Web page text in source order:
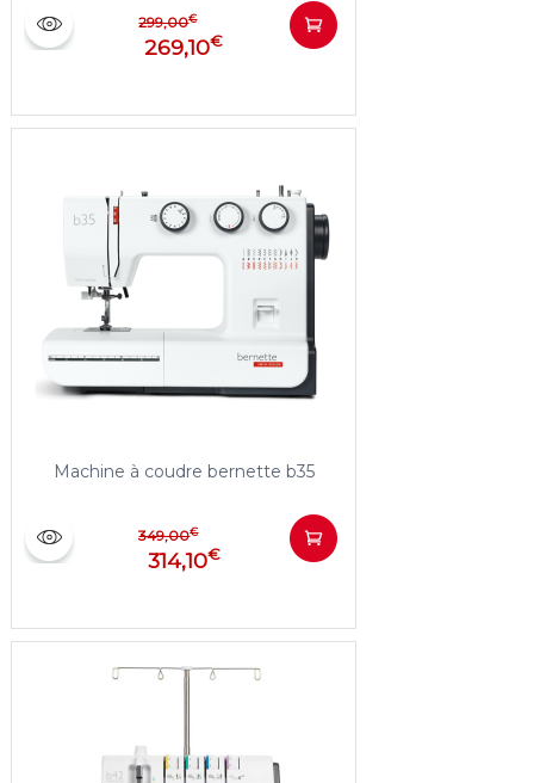
299,00€
269,10€
Machine à coudre bernette b35
349,00€
314,10€